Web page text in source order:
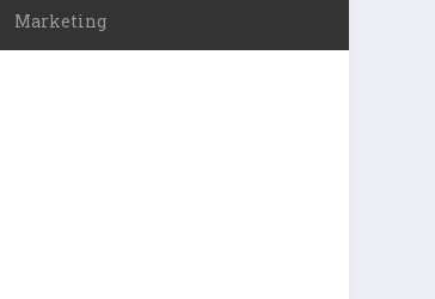
Marketing